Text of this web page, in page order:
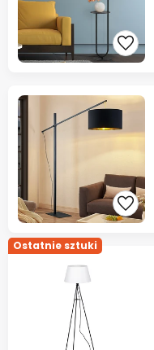
Ostatnie sztuki